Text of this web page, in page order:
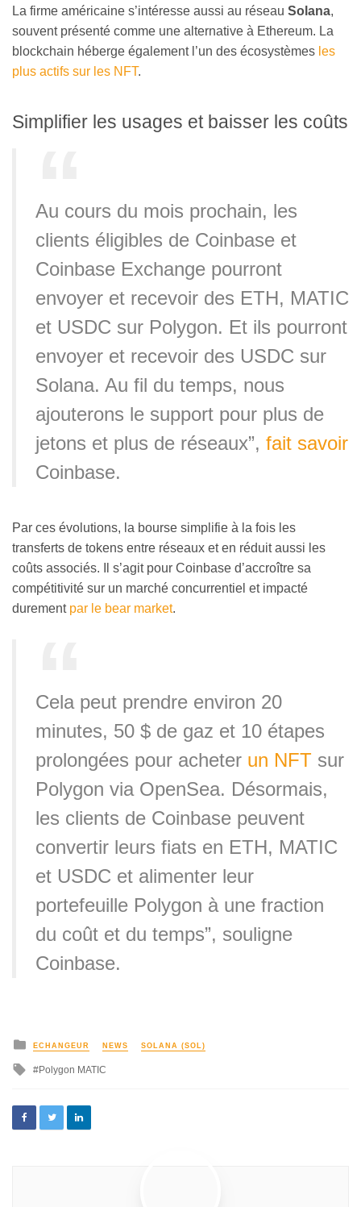
La firme américaine s’intéresse aussi au réseau Solana,
souvent présenté comme une alternative à Ethereum. La
blockchain héberge également l’un des écosystèmes les
plus actifs sur les NFT.
Simplifier les usages et baisser les coûts
Au cours du mois prochain, les
clients éligibles de Coinbase et
Coinbase Exchange pourront
envoyer et recevoir des ETH, MATIC
et USDC sur Polygon. Et ils pourront
envoyer et recevoir des USDC sur
Solana. Au fil du temps, nous
ajouterons le support pour plus de
jetons et plus de réseaux”, fait savoir
Coinbase.
Par ces évolutions, la bourse simplifie à la fois les
transferts de tokens entre réseaux et en réduit aussi les
coûts associés. Il s’agit pour Coinbase d’accroître sa
compétitivité sur un marché concurrentiel et impacté
durement par le bear market.
Cela peut prendre environ 20
minutes, 50 $ de gaz et 10 étapes
prolongées pour acheter un NFT sur
Polygon via OpenSea. Désormais,
les clients de Coinbase peuvent
convertir leurs fiats en ETH, MATIC
et USDC et alimenter leur
portefeuille Polygon à une fraction
du coût et du temps”, souligne
Coinbase.
ECHANGEUR NEWS SOLANA (SOL)
Polygon MATIC